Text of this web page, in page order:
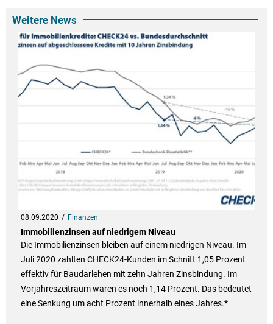
Weitere News
08.09.2020 Finanzen
Immobilienzinsen auf niedrigem Niveau
Die Immobilienzinsen bleiben auf einem niedrigen Niveau. Im
Juli 2020 zahlten CHECK24-Kunden im Schnitt 1,05 Prozent
effektiv für Baudarlehen mit zehn Jahren Zinsbindung. Im
Vorjahreszeitraum waren es noch 1,14 Prozent. Das bedeutet
eine Senkung um acht Prozent innerhalb eines Jahres.*